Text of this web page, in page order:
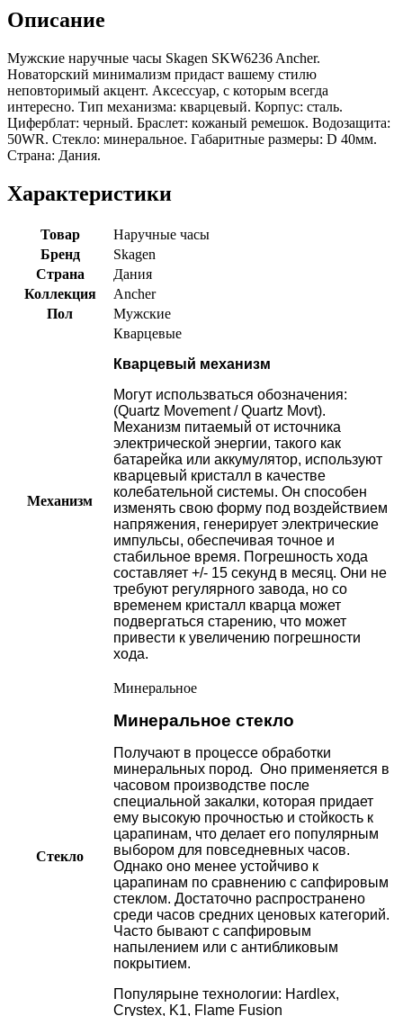
Описание
Мужские наручные часы Skagen SKW6236 Ancher.
Новаторский минимализм придаст вашему стилю
неповторимый акцент. Аксессуар, с которым всегда
интересно. Тип механизма: кварцевый. Корпус: сталь.
Циферблат: черный. Браслет: кожаный ремешок. Водозащита:
50WR. Стекло: минеральное. Габаритные размеры: D 40мм.
Страна: Дания.
Характеристики
Товар
Наручные часы
Бренд
Skagen
Страна
Дания
Коллекция
Ancher
Пол
Мужские
Механизм
Кварцевые
Кварцевый механизм
Могут использваться обозначения:
(Quartz Movement / Quartz Movt).
Механизм питаемый от источника
электрической энергии, такого как
батарейка или аккумулятор, используют
кварцевый кристалл в качестве
колебательной системы. Он способен
изменять свою форму под воздействием
напряжения, генерирует электрические
импульсы, обеспечивая точное и
стабильное время. Погрешность хода
составляет +/- 15 секунд в месяц. Они не
требуют регулярного завода, но со
временем кристалл кварца может
подвергаться старению, что может
привести к увеличению погрешности
хода.
Стекло
Минеральное
Минеральное стекло
Получают в процессе обработки
минеральных пород. Оно применяется в
часовом производстве после
специальной закалки, которая придает
ему высокую прочностью и стойкость к
царапинам, что делает его популярным
выбором для повседневных часов.
Однако оно менее устойчиво к
царапинам по сравнению с сапфировым
стеклом. Достаточно распространено
среди часов средних ценовых категорий.
Часто бывают с сапфировым
напылением или с антибликовым
покрытием.
Популярыне технологии: Hardlex,
Crystex, K1, Flame Fusion